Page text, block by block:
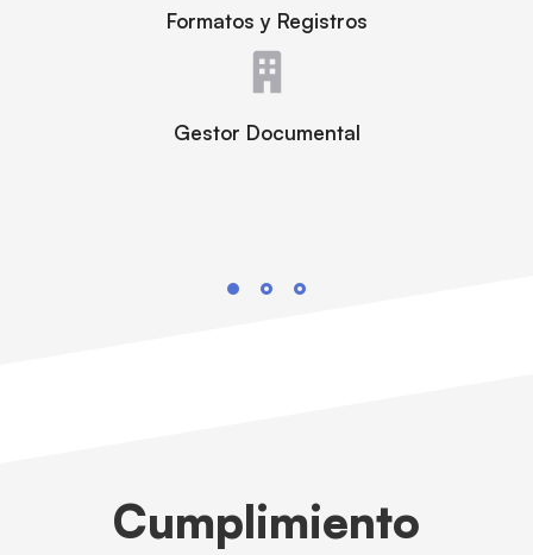
Formatos y Registros
Gestor Documental
Cumplimiento